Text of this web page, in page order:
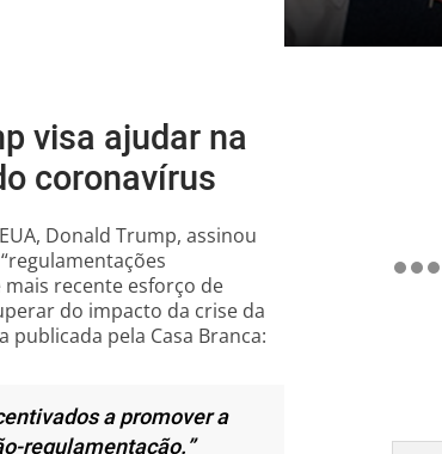
visa ajudar na
coronavírus
Donald Trump, assinou
recente esforço de
do impacto da crise da
publicada pela Casa Branca:
a promover a
regulamentação.”